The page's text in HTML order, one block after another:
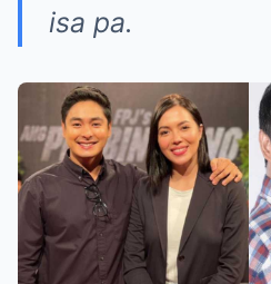
isa pa.